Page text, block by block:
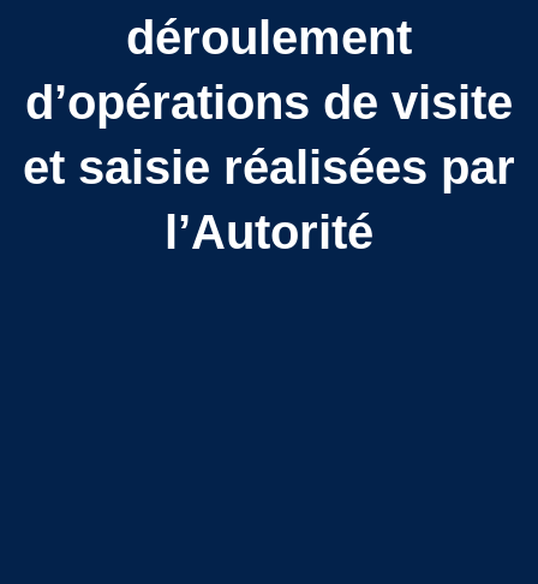
déroulement
d’opérations de visite
et saisie réalisées par
l’Autorité